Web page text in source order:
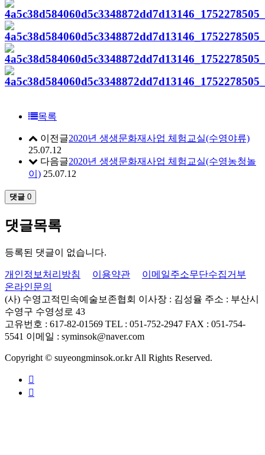
목록
이전글2020년 생생문화재사업 체험교실(수영야류)
25.07.12
다음글2020년 생생문화재사업 체험교실(수영농청놀
이) 25.07.12
댓글 0
댓글목록
등록된 댓글이 없습니다.
개인정보처리방침 이용약관
이메일주소무단수집거부
온라인문의
(사) 수영고적민속예술보존협회 이사장 : 김성율 주소 : 부산시
수영구 수영성로 43
고유번호 : 617-82-01569 TEL : 051-752-2947 FAX : 051-754-
5541 이메일 : syminsok@naver.com
Copyright © suyeongminsok.or.kr All Rights Reserved.